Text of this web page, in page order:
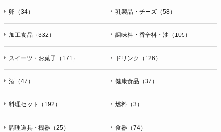
卵（34） 乳製品・チーズ（58）
加工食品（332） 調味料・香辛料・油（105）
スイーツ・お菓子（171） ドリンク（126）
酒（47） 健康食品（37）
料理セット（192） 燃料（3）
調理道具・機器（25） 食器（74）